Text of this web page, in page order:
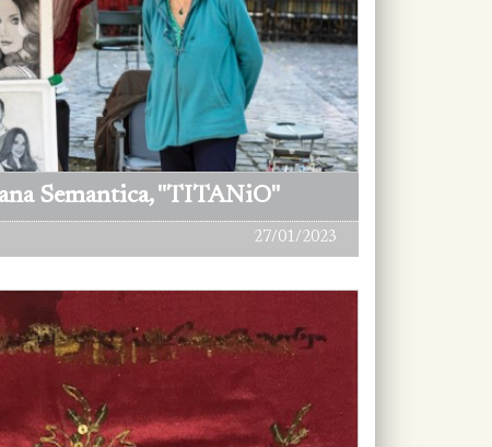
Semantica, "TITANiO"
27/01/2023